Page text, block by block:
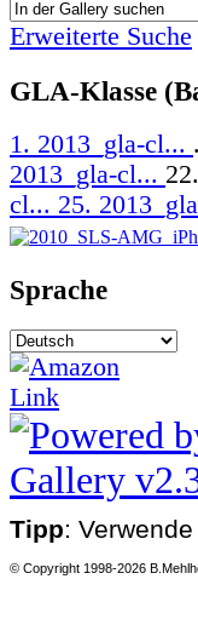
Erweiterte Suche
GLA-Klasse
1. 2013_gla-cl...
2013_gla-cl...
cl... 25.
Sprache
Tipp:
© Copyright 1998-2026